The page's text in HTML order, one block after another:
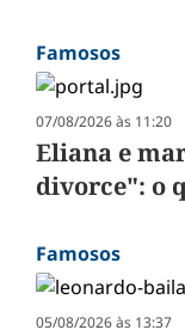
Famosos
07/08/2026 às 11:20
Eliana e
divorce": o
Famosos
05/08/2026 às 13:37